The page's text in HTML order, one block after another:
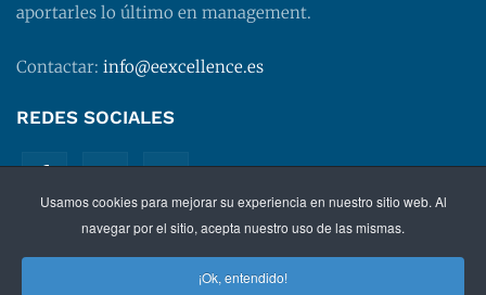
Usamos cookies para mejorar su experiencia en nuestro sitio web. Al
navegar por el sitio, acepta nuestro uso de las mismas.
¡Ok, entendido!
aportarles lo último en management.
Contactar: info@eexcellence.es
REDES SOCIALES